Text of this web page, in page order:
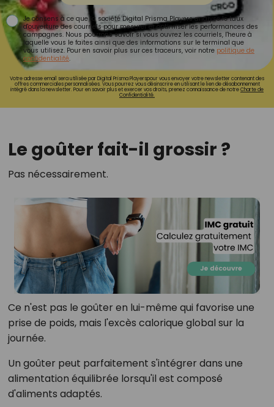
Je consens à ce que la société Digital Prisma Players analyse le taux
d'ouverture des courriels pour mesurer et optimiser les performances des
campagnes. Nous pourrons savoir si vous ouvrez les courriels, l'heure à
laquelle vous le faites ainsi que des informations sur le terminal que
vous utilisez. Pour en savoir plus sur ces traceurs, voir notre politique de
confidentialité.
Votre adresse email sera utilisée par Digital Prisma Playerspour vous envoyer votre newsletter contenant des
offres commerciales personnalisées. Vous pourrez vous désinscrire en utilisant le lien de désabonnement
intégré dans la newsletter. Pour en savoir plus et exercer vos droits, prenez connaissance de notreCharte de
Confidentialité.
Le goûter fait-il grossir ?
Pas nécessairement.
Ce n'est pas le goûter en lui-même qui favorise une
prise de poids, mais l'excès calorique global sur la
journée.
Un goûter peut parfaitement s'intégrer dans une
alimentation équilibrée lorsqu'il est composé
d'aliments adaptés.